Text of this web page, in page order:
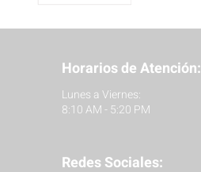
Horarios de Atención:
Lunes a Viernes:
8:10 AM - 5:20 PM
Redes Sociales: